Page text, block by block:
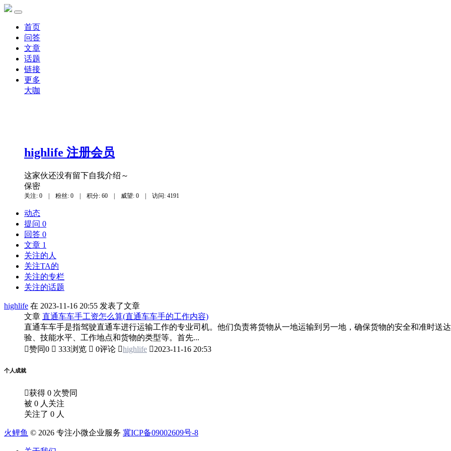
首页
问答
文章
话题
链接
更多
大咖
highlife 注册会员
这家伙还没有留下自我介绍～
保密
关注: 0 | 粉丝: 0 | 积分: 60 | 威望: 0 | 访问: 4191
动态
提问 0
回答 0
文章 1
关注的人
关注TA的
关注的专栏
关注的话题
highlife 在 2023-11-16 20:55 发表了文章
文章 直通车车手工资怎么算(直通车车手的工作内容)
直通车车手是指驾驶直通车进行运输工作的专业司机。他们负责将货物从一地运输到另一地，确保货物的安全和准时送
验、技能水平、工作地点和货物的类型等。首先...
赞同0  333浏览  0评论 highlife 2023-11-16 20:53
个人成就
获得 0 次赞同
被 0 人关注
关注了 0 人
火鲤鱼 © 2026 专注小微企业服务 冀ICP备09002609号-8